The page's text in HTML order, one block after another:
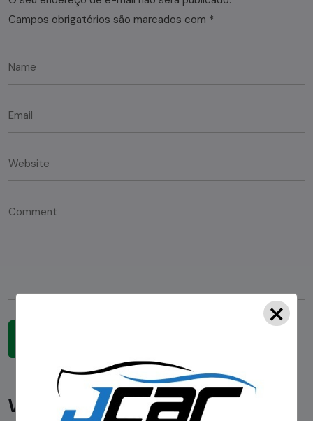
Campos obrigatórios são marcados com *
Você pode gostar
×